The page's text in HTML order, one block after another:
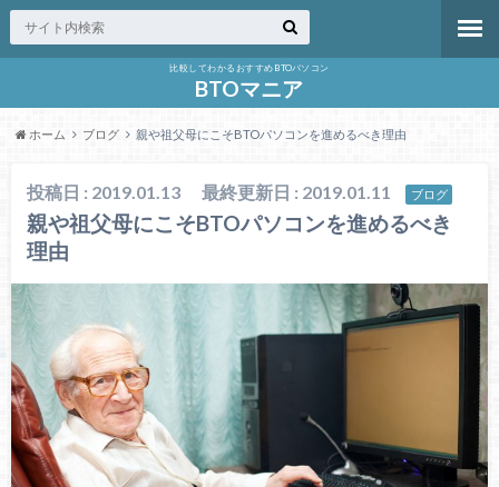
比較してわかるおすすめBTOパソコン
BTOマニア
ホーム ブログ 親や祖父母にこそBTOパソコンを進めるべき理由
投稿日 : 2019.01.13 最終更新日 : 2019.01.11 ブログ
親や祖父母にこそBTOパソコンを進めるべき
理由